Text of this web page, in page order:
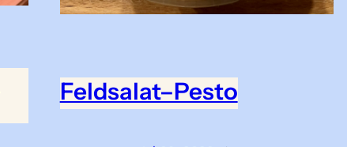
Feldsalat–Pesto